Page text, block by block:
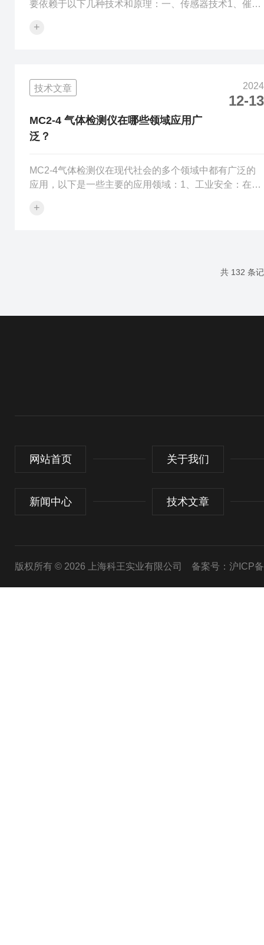
要依赖于以下几种技术和原理：一、传感器技术1、催化
于检测可燃气体，如甲烷、丁烷等。它含有一个催化元
圈的温度升高。温度的变化会引起铂丝电阻的改变，通
过测量电阻的变化就可以检测到可燃气体的浓度。选择
性实现：对于不同种类的可燃气体，催化燃烧传感器...
+
技术文章 2024
12-13
MC2-4 气体检测仪在哪些领域应用广
泛？
MC2-4气体检测仪在现代社会的多个领域中都有广泛的
应用，以下是一些主要的应用领域：1、工业安全：在化
于监测有毒有害、易燃易爆气体的浓度，如硫化氢、一
化物、挥发性有机化合物（VOCs）等，帮助环保部门评
+
共 132 条
网站首页 关于我们
新闻中心 技术文章
版权所有 © 2026 上海科王实业有限公司 备案号：沪ICP